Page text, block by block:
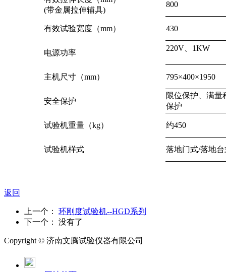
(带金属拉伸辅具)
800
有效试验宽度（mm） 430
电源功率
220V、1KW
主机尺寸（mm） 795×400×1950
安全保护
限位保护、满量
保护
试验机重量（kg） 约450
试验机样式 落地门式/落地台
返回
上一个： 环刚度试验机--HGD系列
下一个： 没有了
Copyright © 济南文腾试验仪器有限公司